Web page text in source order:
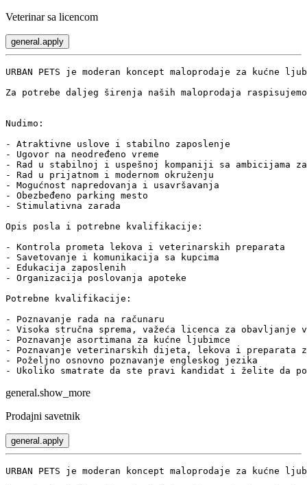
Veterinar sa licencom
general.apply
URBAN PETS je moderan koncept maloprodaje za
Za potrebe daljeg širenja naših maloprodaja raspisujemo
Nudimo:
- Atraktivne uslove i stabilno zaposlenje
- Ugovor na neodređeno vreme
- Rad u stabilnoj i uspešnoj kompaniji sa ambicijama
- Rad u prijatnom i modernom okruženju
- Mogućnost napredovanja i usavršavanja
- Obezbeđeno parking mesto
- Stimulativna zarada
Opis posla i potrebne kvalifikacije:
- Kontrola prometa lekova i veterinarskih preparata
- Savetovanje i komunikacija sa kupcima
- Edukacija zaposlenih
- Organizacija poslovanja apoteke
Potrebne kvalifikacije:
- Poznavanje rada na računaru
- Visoka stručna sprema, važeća licenca za obavljanje
- Poznavanje asortimana za kućne ljubimce
- Poznavanje veterinarskih dijeta, lekova i preparata
- Poželjno osnovno poznavanje engleskog jezika
- Ukoliko smatrate da ste pravi kandidat i želite da
general.show_more
Prodajni savetnik
general.apply
URBAN PETS je moderan koncept maloprodaje za